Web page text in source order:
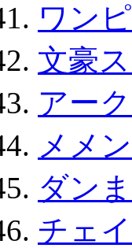
ワン
文豪
アー
メメ
ダン
チェ